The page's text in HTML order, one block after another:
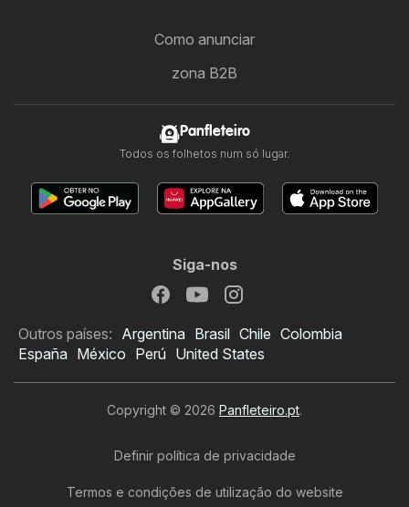
Como anunciar
zona B2B
Panfleteiro
Todos os folhetos num só lugar.
Siga-nos
Outros países: Argentina Brasil Chile Colombia
España México Perú United States
Copyright © 2026 Panfleteiro.pt.
Definir política de privacidade
Termos e condições de utilização do website